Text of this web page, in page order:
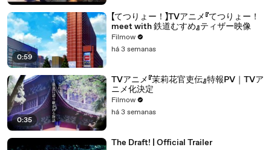
0:59
【てつりょー！】TVアニメ『てつりょー！
meet with 鉄道むすめ』ティザー映像
Filmow
há 3 semanas
0:35
TVアニメ『茉莉花官吏伝』特報PV｜TVア
ニメ化決定
Filmow
há 3 semanas
The Draft! | Official Trailer